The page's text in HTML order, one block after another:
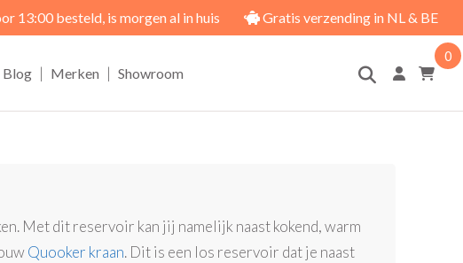
13:00 besteld, is morgen al in huis Gratis verzending in NL & BE
Blog | Merken | Showroom
0
Met dit reservoir kan jij namelijk naast kokend, warm
Quooker kraan. Dit is een los reservoir dat je naast